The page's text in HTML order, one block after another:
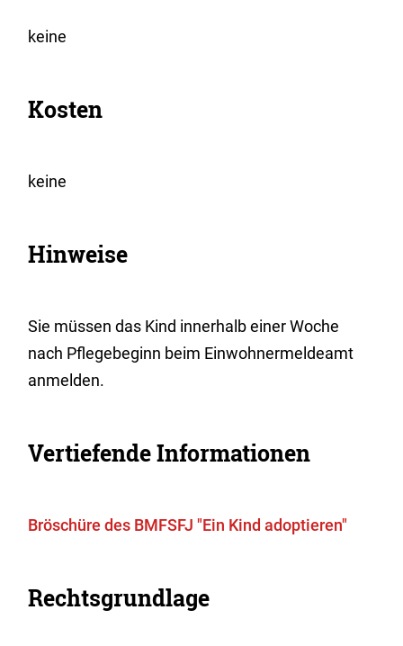
keine
Kosten
keine
Hinweise
Sie müssen das Kind innerhalb einer Woche
nach Pflegebeginn beim Einwohnermeldeamt
anmelden.
Vertiefende Informationen
Bröschüre des BMFSFJ "Ein Kind adoptieren"
Rechtsgrundlage